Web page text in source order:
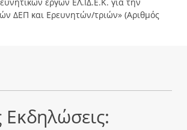
ΔΕΠ και Ερευνητών/τριών» (Αριθμός
Εκδηλώσεις: